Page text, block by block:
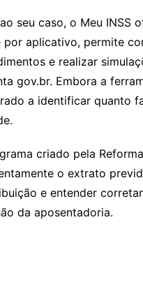
seu caso, o Meu INSS
aplicativo, permite
e realizar
gov.br. Embora a
a identificar quanto
criado pela
o extrato
e entender
da aposentadoria.